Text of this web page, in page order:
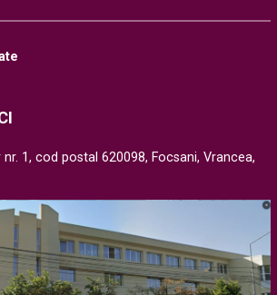
1, cod postal 620098, Focsani, Vrancea,